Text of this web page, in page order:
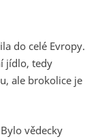
do celé Evropy.
jídlo, tedy
ale brokolice je
vědecky